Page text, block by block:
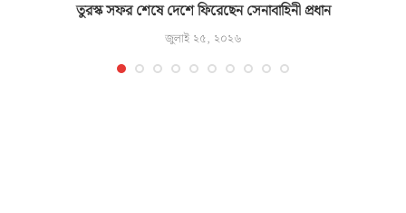
তুরস্ক সফর শেষে দেশে ফিরেছেন সেনাবাহিনী প্রধান
জুলাই ২৫, ২০২৬